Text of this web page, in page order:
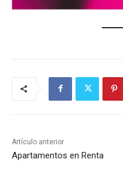
Artículo anterior
Apartamentos en Renta